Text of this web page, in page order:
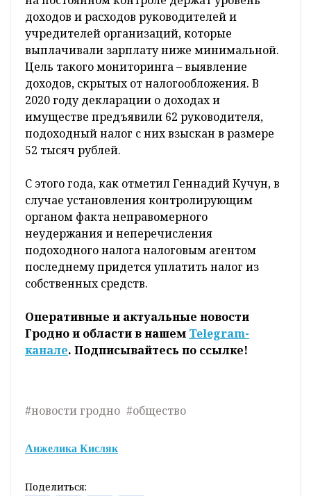
доходов и расходов руководителей и
учредителей организаций, которые
выплачивали зарплату ниже минимальной.
Цель такого мониторинга – выявление
доходов, скрытых от налогообложения. В
2020 году декларации о доходах и
имуществе предъявили 62 руководителя,
подоходный налог с них взыскан в размере
52 тысяч рублей.
С этого года, как отметил Геннадий Кучун, в
случае установления контролирующим
органом факта неправомерного
неудержания и неперечисления
подоходного налога налоговым агентом
последнему придется уплатить налог из
собственных средств.
Оперативные и актуальные новости
Гродно и области в нашем Telegram-
канале. Подписывайтесь по ссылке!
#новости гродно #общество
Анжелика Кисляк
Поделиться: